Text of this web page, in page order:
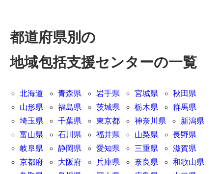
都道府県別の
地域包括支援センターの一覧
北海道 青森県 岩手県 宮城県
秋田県
山形県
福島県 茨城県 栃木県
群馬県
埼玉県
千葉県 東京都 神奈川県
新潟県
富山県
石川県 福井県 山梨県
長野県
岐阜県
静岡県 愛知県 三重県
滋賀県
京都府
大阪府 兵庫県 奈良県
和歌山県